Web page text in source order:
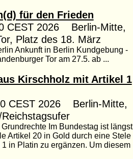
für den Frieden
CEST 2026 Berlin-Mitte,
Platz des 18. März
Ankunft in Berlin Kundgebung -
Tor am 27.5. ab ...
Kirschholz mit Artikel 1
CEST 2026 Berlin-Mitte,
Im Bundestag ist längst
Artikel 20 in Gold durch eine Stele
in Platin zu ergänzen. Um diesem